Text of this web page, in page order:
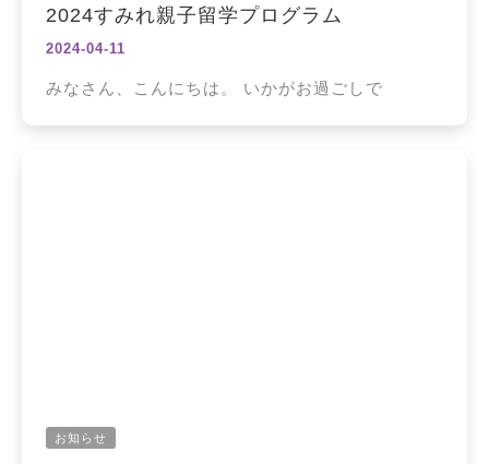
2024すみれ親子留学プログラム
2024-04-11
みなさん、こんにちは。 いかがお過ごしで
お知らせ